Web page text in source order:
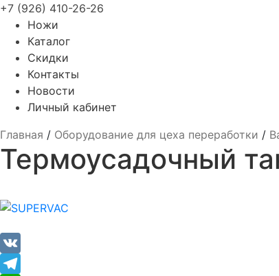
+7 (926) 410-26-26
Ножи
Каталог
Скидки
Контакты
Новости
Личный кабинет
Главная / Оборудование для цеха переработки /
Термоусадочный
VK